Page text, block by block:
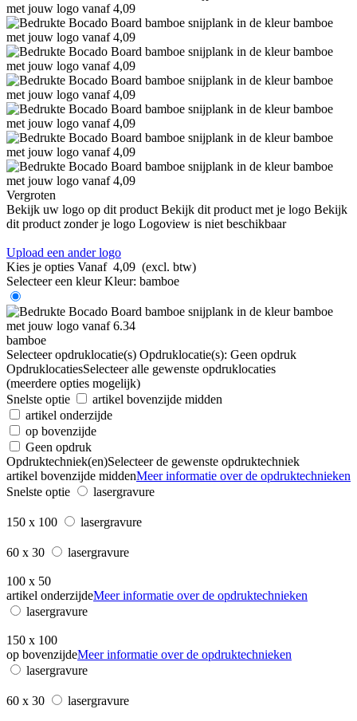
Vergroten
Bekijk uw logo op dit product Bekijk dit product met je logo Bekijk
dit product zonder je logo Logoview is niet beschikbaar
Upload een ander logo
Kies je opties Vanaf 4,09 (excl. btw)
Selecteer een kleur Kleur: bamboe
bamboe
Selecteer opdruklocatie(s) Opdruklocatie(s): Geen opdruk
OpdruklocatiesSelecteer alle gewenste opdruklocaties
(meerdere opties mogelijk)
Snelste optie
artikel bovenzijde midden
artikel onderzijde
op bovenzijde
Geen opdruk
Opdruktechniek(en)Selecteer de gewenste opdruktechniek
artikel bovenzijde middenMeer informatie over de opdruktechnieken
Snelste optie
lasergravure
150 x 100 lasergravure
60 x 30 lasergravure
100 x 50
artikel onderzijdeMeer informatie over de opdruktechnieken
lasergravure
150 x 100
op bovenzijdeMeer informatie over de opdruktechnieken
lasergravure
60 x 30 lasergravure